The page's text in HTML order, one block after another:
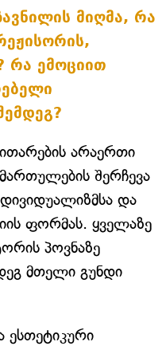
მიღმა, რა
რა ემოციით
არაერთი
შერჩევა
და
ფორმას. ყველაზე
პოვნაზე
მთელი გუნდი
ესთეტიკური